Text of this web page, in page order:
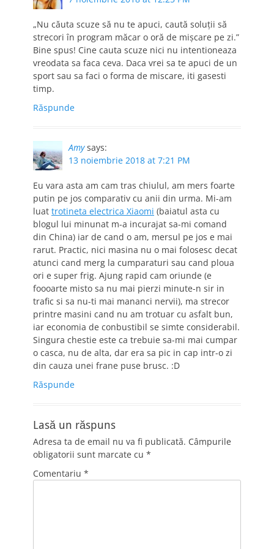
„Nu căuta scuze să nu te apuci, caută soluții să
strecori în program măcar o oră de mișcare pe zi.”
Bine spus! Cine cauta scuze nici nu intentioneaza
vreodata sa faca ceva. Daca vrei sa te apuci de un
sport sau sa faci o forma de miscare, iti gasesti
timp.
Răspunde
Amy says:
13 noiembrie 2018 at 7:21 PM
Eu vara asta am cam tras chiulul, am mers foarte
putin pe jos comparativ cu anii din urma. Mi-am
luat trotineta electrica Xiaomi (baiatul asta cu
blogul lui minunat m-a incurajat sa-mi comand
din China) iar de cand o am, mersul pe jos e mai
rarut. Practic, nici masina nu o mai folosesc decat
atunci cand merg la cumparaturi sau cand ploua
ori e super frig. Ajung rapid cam oriunde (e
foooarte misto sa nu mai pierzi minute-n sir in
trafic si sa nu-ti mai mananci nervii), ma strecor
printre masini cand nu am trotuar cu asfalt bun,
iar economia de conbustibil se simte considerabil.
Singura chestie este ca trebuie sa-mi mai cumpar
o casca, nu de alta, dar era sa pic in cap intr-o zi
din cauza unei frane puse brusc. :D
Răspunde
Lasă un răspuns
Adresa ta de email nu va fi publicată. Câmpurile
obligatorii sunt marcate cu *
Comentariu *